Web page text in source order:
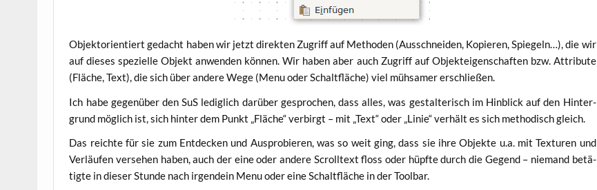
Objekt­ori­en­tiert gedacht haben wir jetzt direk­ten Zugriff auf Metho­den (Aus­schnei­den, Kopie­ren, Spie­geln…), die wir
auf die­ses spe­zi­el­le Objekt anwen­den kön­nen. Wir haben aber auch Zugriff auf Objek­tei­gen­schaf­ten bzw. Attri­bu­te
(Flä­che, Text), die sich über ande­re Wege (Menu oder Schalt­flä­che) viel müh­sa­mer erschließen.
Ich habe gegen­über den SuS ledig­lich dar­über gespro­chen, dass alles, was gestal­te­risch im Hin­blick auf den Hin­ter­
grund mög­lich ist, sich hin­ter dem Punkt „Flä­che“ ver­birgt – mit „Text“ oder „Linie“ ver­hält es sich metho­disch gleich.
Das reich­te für sie zum Ent­de­cken und Aus­pro­bie­ren, was so weit ging, dass sie ihre Objek­te u.a. mit Tex­tu­ren und
Ver­läu­fen ver­se­hen haben, auch der eine oder ande­re Scroll­text floss oder hüpf­te durch die Gegend – nie­mand betä­
tig­te in die­ser Stun­de nach irgend­ein Menu oder eine Schalt­flä­che in der Toolbar.